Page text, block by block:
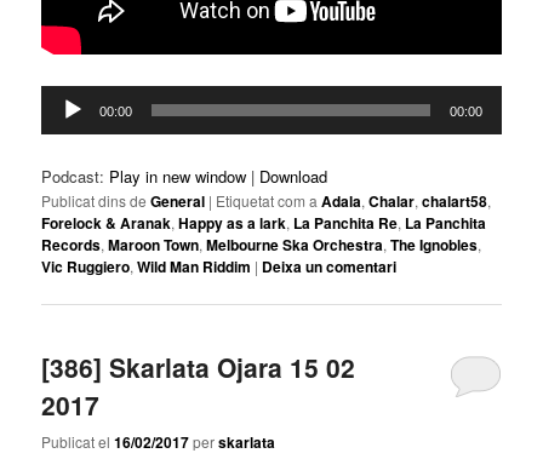
Reproductor
d'àudio
00:00 00:00
Podcast: Play in new window | Download
Publicat dins de General | Etiquetat com aAdala,Chalar,chalart58,
Forelock & Aranak,Happy as a lark, La Panchita Re, La Panchita
Records,Maroon Town,Melbourne Ska Orchestra,The Ignobles,
Vic Ruggiero,Wild Man Riddim | Deixa un comentari
[386] Skarlata Ojara 15 02
2017
Publicat el16/02/2017perskarlata